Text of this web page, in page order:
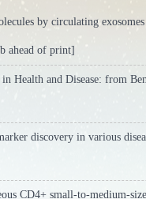
by circulating
ahead of print]
and Disease: from
discovery in various
CD4+ small-to-medium-